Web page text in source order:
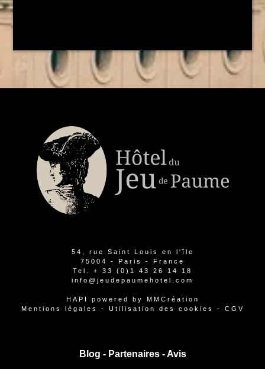
54, rue Saint Louis en l'île
75004 - Paris - France
Tel. + 33 (0)1 43 26 14 18
info@jeudepaumehotel.com
HAPI powered by
MMCréation
Mentions légales
- Utilisation des cookies - CGV
Blog - Partenaires-Avis